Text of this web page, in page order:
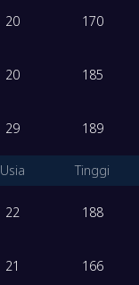
20 170
20 185
29 189
Usia Tinggi
22 188
21 166